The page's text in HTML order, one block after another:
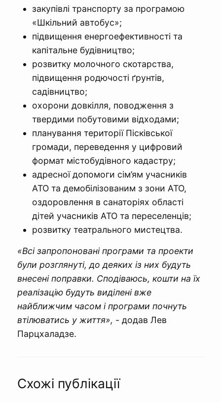
закупівлі транспорту за програмою
«Шкільний автобус»;
підвищення енергоефективності та
капітальне будівництво;
розвитку молочного скотарства,
підвищення родючості ґрунтів,
садівництво;
охорони довкілля, поводження з
твердими побутовими відходами;
планування території Пісківської
громади, переведення у цифровий
формат містобудівного кадастру;
адресної допомоги сім’ям учасників
АТО та демобілізованим з зони АТО,
оздоровлення в санаторіях області
дітей учасників АТО та переселенців;
розвитку театрального мистецтва.
«Всі запропоновані програми та проекти
були розглянуті, до деяких із них будуть
внесені поправки. Сподіваюсь, кошти на їх
реалізацію будуть виділені вже
найближчим часом і програми почнуть
втілюватись у життя», - додав Лев
Парцхаладзе.
Схожі публікації